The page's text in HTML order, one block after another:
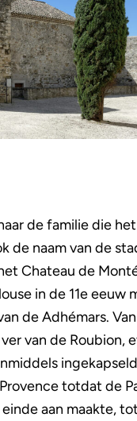
de familie die
de naam van de
Chateau de
in de 11e eeuw
de Adhémars.
van de Roubion,
totdat de
aan maakte,